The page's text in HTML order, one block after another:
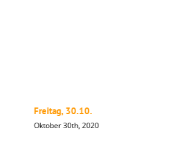
Freitag, 30.10.
Oktober 30th, 2020